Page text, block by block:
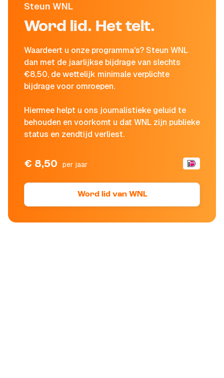
Steun WNL
Word lid. Het telt.
Waardeert u onze programma's? Steun WNL
dan met de jaarlijkse bijdrage van slechts
€8,50, de wettelijk minimale verplichte
bijdrage voor omroepen.
Hiermee helpt u ons journalistieke geluid te
behouden en voorkomt u dat WNL zijn publieke
status en zendtijd verliest.
€ 8,50 per jaar
Word lid van WNL